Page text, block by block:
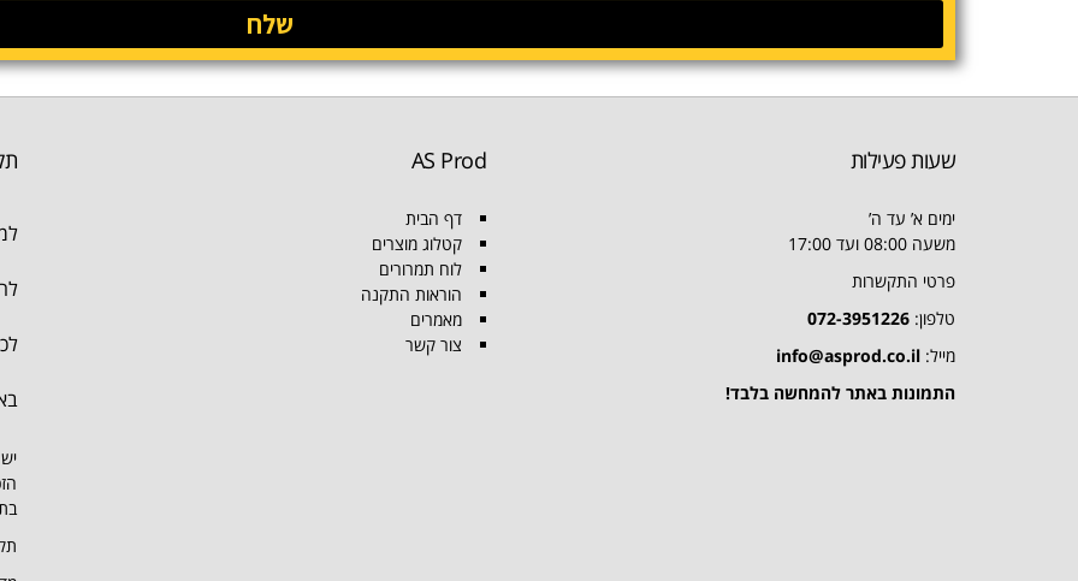
שלח
שעות פעילות
ימים א’ עד ה’
משעה 08:00 ועד 17:00
פרטי התקשרות
טלפון: 072-3951226
מייל: info@asprod.co.il
התמונות באתר להמחשה בלבד!
AS Prod
דף הבית
קטלוג מוצרים
לוח תמרורים
הוראות התקנה
מאמרים
צור קשר